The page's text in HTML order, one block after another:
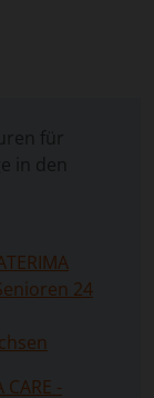
für
in den
24
CARE -